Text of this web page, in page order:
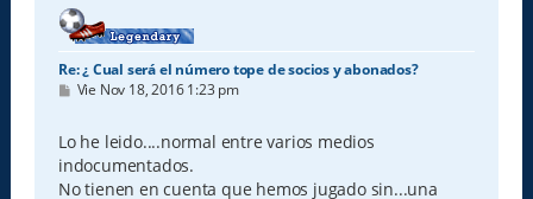
Re: ¿ Cual será el número tope de socios y abonados?
M
s
a
j
e
Vie Nov 18, 2016 1:23 pm
Lo he leido....normal entre varios medios
indocumentados.
No tienen en cuenta que hemos jugado sin...una